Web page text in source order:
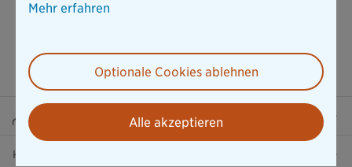
Karriere
Mehr erfahren
Optionale Cookies ablehnen
Alle akzeptieren